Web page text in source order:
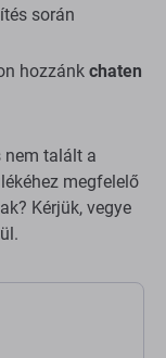
során
hozzánk chaten
nem talált a
megfelelő
Kérjük, vegye